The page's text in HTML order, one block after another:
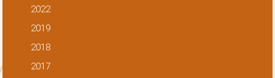
2022
2019
2018
2017